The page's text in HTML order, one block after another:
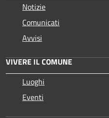
Notizie
Comunicati
Avvisi
VIVERE IL COMUNE
Luoghi
Eventi